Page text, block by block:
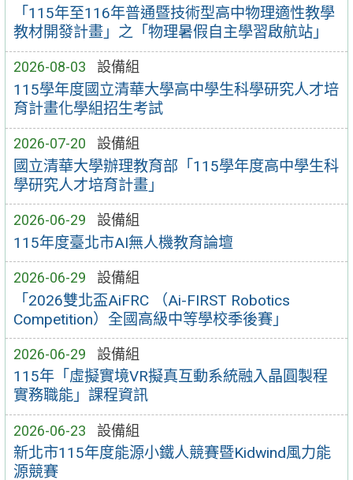
「115年至116年普通暨技術型高中物理適性教學
教材開發計畫」之「物理暑假自主學習啟航站」
2026-08-03 設備組
115學年度國立清華大學高中學生科學研究人才培
育計畫化學組招生考試
2026-07-20 設備組
國立清華大學辦理教育部「115學年度高中學生科
學研究人才培育計畫」
2026-06-29 設備組
115年度臺北市AI無人機教育論壇
2026-06-29 設備組
「2026雙北盃AiFRC （Ai-FIRST Robotics
Competition）全國高級中等學校季後賽」
2026-06-29 設備組
115年「虛擬實境VR擬真互動系統融入晶圓製程
實務職能」課程資訊
2026-06-23 設備組
新北市115年度能源小鐵人競賽暨Kidwind風力能
源競賽